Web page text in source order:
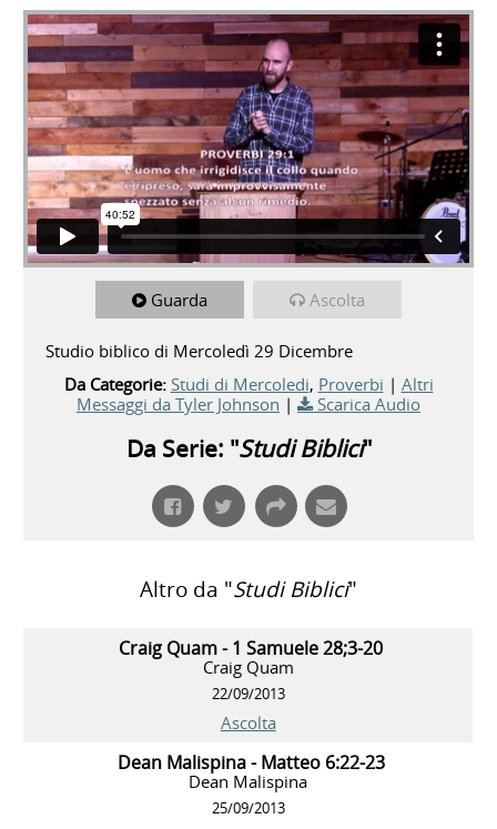
Guarda Ascolta
Studio biblico di Mercoledì 29 Dicembre
Da Categorie: Studi di Mercoledi, Proverbi | Altri
Messaggi da Tyler Johnson | Scarica Audio
Da Serie: "Studi Biblici"
Altro da "Studi Biblici"
Craig Quam - 1 Samuele 28;3-20
Craig Quam
22/09/2013
Ascolta
Dean Malispina - Matteo 6:22-23
Dean Malispina
25/09/2013